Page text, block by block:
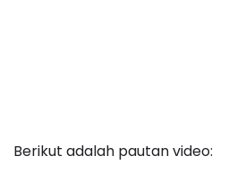
Berikut adalah pautan video: